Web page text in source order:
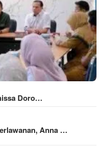
Doro…
Anna …